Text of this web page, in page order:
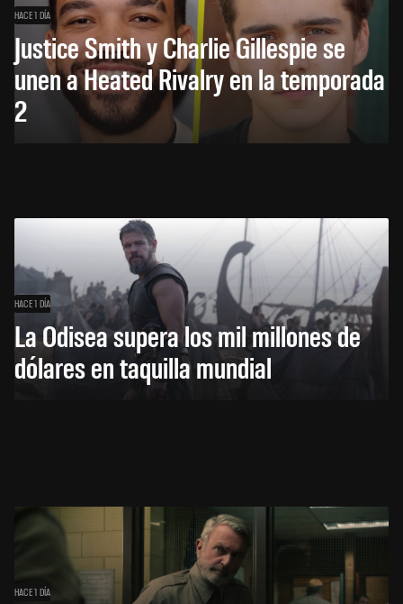
HACE 1 DÍA
Justice Smith y Charlie Gillespie se
unen a Heated Rivalry en la temporada
2
HACE 1 DÍA
La Odisea supera los mil millones de
dólares en taquilla mundial
HACE 1 DÍA